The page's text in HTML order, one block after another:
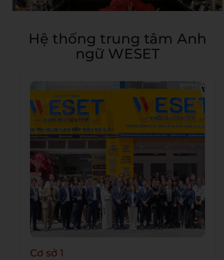
Hệ thống trung tâm Anh
ngữ WESET
Cơ sở 1